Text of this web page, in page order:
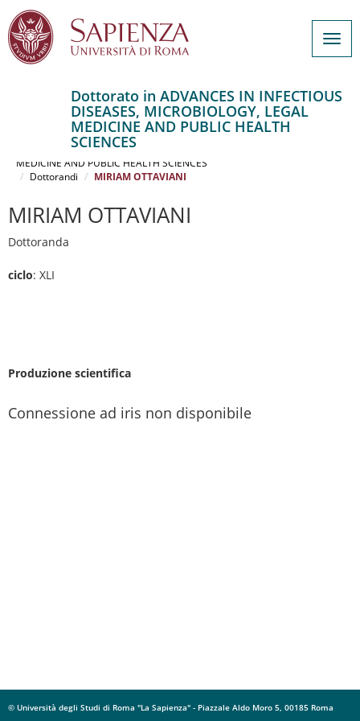
principale
Dottorato in ADVANCES IN INFECTIOUS
DISEASES, MICROBIOLOGY, LEGAL
MEDICINE AND PUBLIC HEALTH
SCIENCES
ADVANCES IN INFECTIOUS DISEASES, MICROBIOLOGY, LEGAL
MEDICINE AND PUBLIC HEALTH SCIENCES
Dottorandi
MIRIAM OTTAVIANI
MIRIAM OTTAVIANI
Dottoranda
ciclo: XLI
Produzione scientifica
Connessione ad iris non disponibile
© Università degli Studi di Roma "La Sapienza" - Piazzale Aldo Moro 5, 00185 Roma